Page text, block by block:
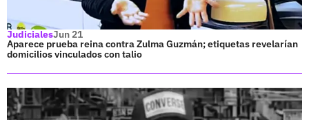
JudicialesJun 21
Aparece prueba reina contra Zulma Guzmán; etiquetas revelarían
domicilios vinculados con talio